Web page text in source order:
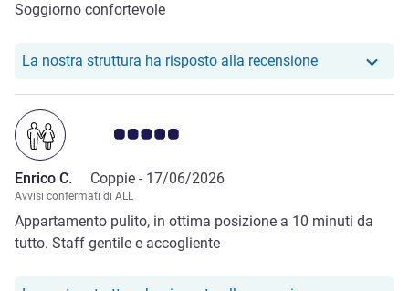
Soggiorno confortevole
La nostra struttura ha risposto alla recensioneIl nostro hotel
Giudizio clienti 5.0/5
Enrico C. Coppie - 17/06/2026
Avvisi confermati di ALL
Appartamento pulito, in ottima posizione a 10 minuti da
tutto. Staff gentile e accogliente